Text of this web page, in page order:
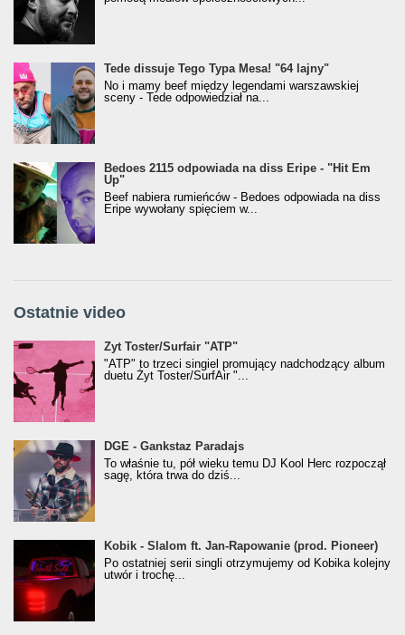
Tede dissuje Tego Typa Mesa! "64 lajny"
No i mamy beef między legendami warszawskiej
sceny - Tede odpowiedział na...
Bedoes 2115 odpowiada na diss Eripe - "Hit Em
Up"
Beef nabiera rumieńców - Bedoes odpowiada na diss
Eripe wywołany spięciem w...
Ostatnie video
Żyt Toster/SurfAir - ATP VIDEO
Żyt Toster/Surfair "ATP"
"ATP" to trzeci singiel promujący nadchodzący album
duetu Żyt Toster/SurfAir "...
donGURALesko z nagrodą za
Klasyczny/Trueschoolowy Album Roku
(Popkillery 2023)
DGE - Gankstaz Paradajs
To właśnie tu, pół wieku temu DJ Kool Herc rozpoczął
sagę, która trwa do dziś...
Kobik - Slalom ft. Jan-Rapowanie (prod. Pioneer)
[Official Music Visualiser]
Kobik - Slalom ft. Jan-Rapowanie (prod. Pioneer)
Po ostatniej serii singli otrzymujemy od Kobika kolejny
utwór i trochę...